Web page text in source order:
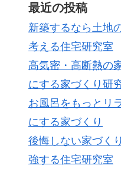
最近の投稿
新築するなら土地
考える住宅研究室
高気密・高断熱の
にする家づくり研
お風呂をもっとリ
にする家づくり
後悔しない家づく
強する住宅研究室